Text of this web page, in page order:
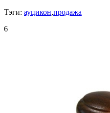
Тэги: ауцикон,продажа
6